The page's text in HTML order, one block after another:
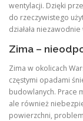
wentylacji. Dzięki
do rzeczywistego
działała
Zima –
Zima w okolicach
częstymi opadami
budowlanych. Prace
ale również
powierzchni,